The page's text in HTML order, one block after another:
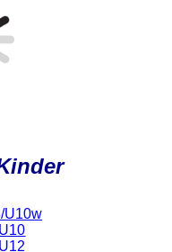
U10w